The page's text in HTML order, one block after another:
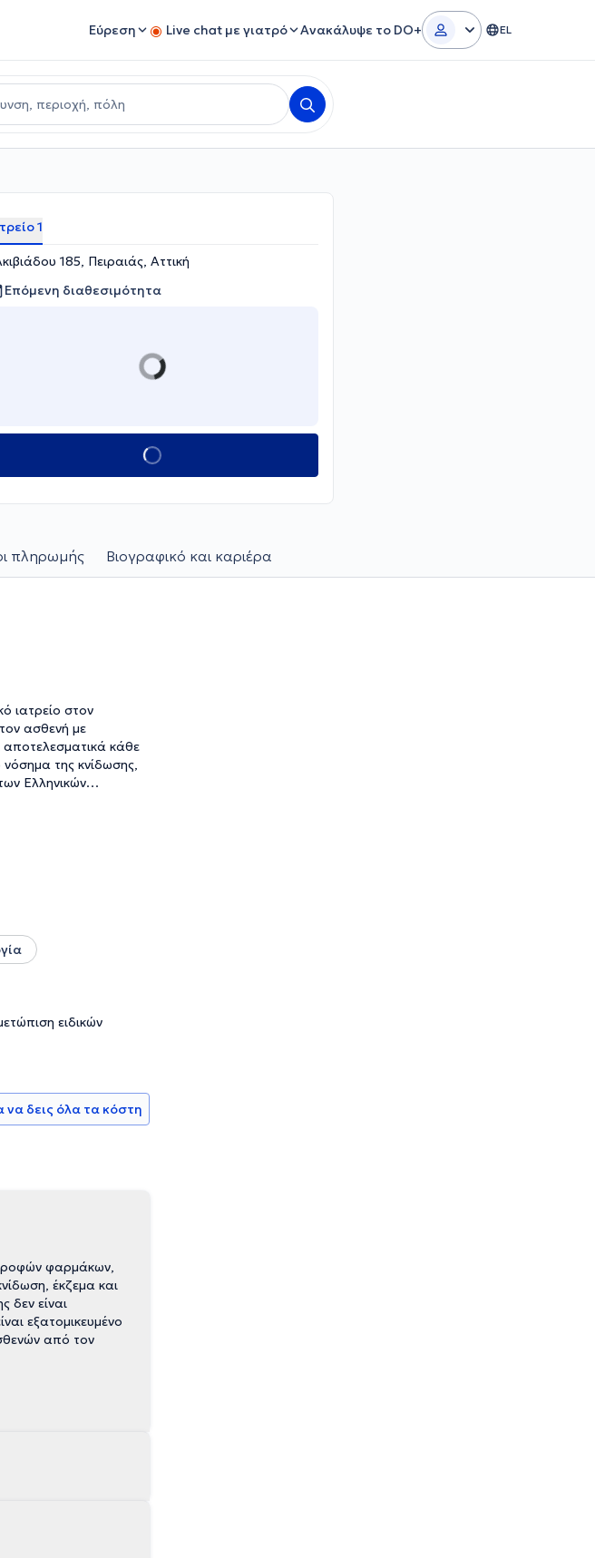
Εύρεση Live chat με γιατρό Ανακάλυψε το DO+ EL
1
185, Πειραιάς, Αττική
Επόμενη διαθεσιμότητα
πληρωμής Βιογραφικό και καριέρα
ιατρείο στον
ασθενή με
της κνίδωσης,
Hospitals και
με την
και
ειδικών
να δεις όλα τα κόστη
φαρμάκων,
έκζεμα και
δεν είναι
εξατομικευμένο
από τον